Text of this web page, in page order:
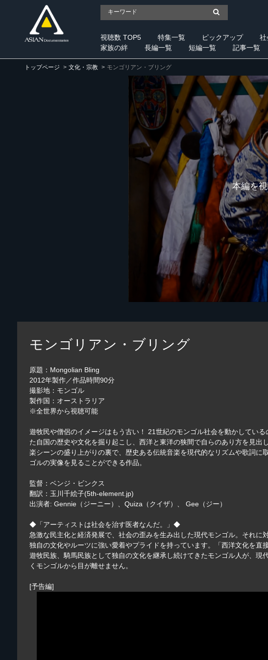
視聴数 TOP5 特集一覧 ピックアップ 社
家族の絆
長編一覧 短編一覧 記事一覧
トップページ 文化・宗教 モンゴリアン・ブリング
本編を
モンゴリアン・ブリング
原題：Mongolian Bling
2012年製作／作品時間90分
撮影地：モンゴル
製作国：オーストラリア
※全世界から視聴可能
遊牧民や僧侶のイメージはもう古い！ 21世紀のモンゴル社会を動かしてい
た自国の歴史や文化を掘り起こし、西洋と東洋の狭間で自らのあり方を見
楽シーンの盛り上がりの裏で、歴史ある伝統音楽を現代的なリズムや歌詞
ゴルの実像を見ることができる作品。
監督：ベンジ・ビンクス
翻訳：玉川千絵子(5th-element.jp)
出演者: Gennie（ジーニー）、Quiza（クイザ）、 Gee（ジー）
◆「アーティストは社会を治す医者なんだ。」◆
急激な民主化と経済発展で、社会の歪みを生み出した現代モンゴル。それ
独自の文化やルーツに強い愛着やプライドを持っています。「西洋文化を
遊牧民族、騎馬民族として独自の文化を継承し続けてきたモンゴル人が、
くモンゴルから目が離せません。
[予告編]